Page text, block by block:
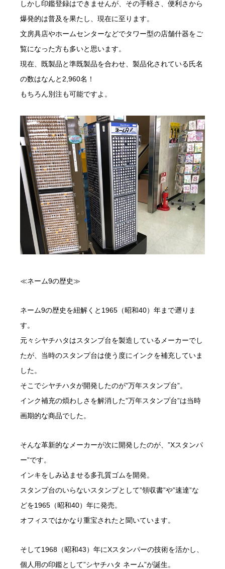
しかし印鑑登録はできませんが、その手軽さ、便利さから
爆発的は普及を果たし、現在に至ります。
文房具店やホームセンターなどでタワー型の店舗什器をご
覧になった方も多いと思います。
現在、既製品と準既製品を合わせ、製品化されている氏名
の数はなんと2,960名！
もちろん別注も可能ですよ。
≪ネーム9の歴史≫
ネーム9の歴史を紐解くと1965（昭和40）年まで遡りま
す。
元々シヤチハタはスタンプ台を製造しているメーカーでし
たが、当時のスタンプ台は使う度にインクを補充していま
した。
そこでシヤチハタが開発したのが”万年スタンプ台”。
インク補充の煩わしさを解消した”万年スタンプ台”は当時
画期的な商品でした。
そんな革新的なメーカーが次に開発したのが、”Xスタンパ
ー”です。
インキをしみ込ませる多孔質ゴムを開発。
スタンプ台のいらないスタンプとして”領収書”や”速達”な
どを1965（昭和40）年に発売。
オフィスではかなり重宝されたと聞いています。
そして1968（昭和43）年にXスタンパーの技術を活かし、
個人用の印鑑として”シヤチハタ ネーム”が誕生。